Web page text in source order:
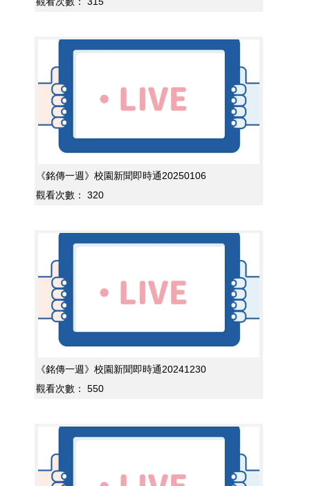
《銘傳一週》校園新聞即時通20250106
觀看次數：
320
《銘傳一週》校園新聞即時通20241230
觀看次數：
550